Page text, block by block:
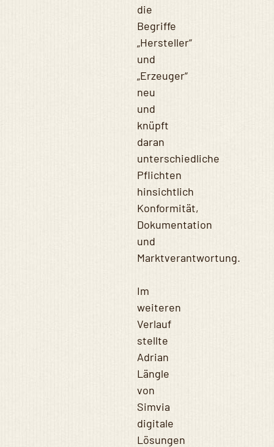
die
Begriffe
„Hersteller“
und
„Erzeuger“
neu
und
knüpft
daran
unterschiedliche
Pflichten
hinsichtlich
Konformität,
Dokumentation
und
Marktverantwortung.
Im
weiteren
Verlauf
stellte
Adrian
Längle
von
Simvia
digitale
Lösungen